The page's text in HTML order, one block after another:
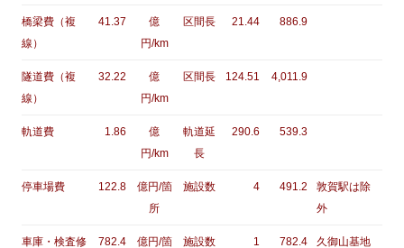
橋梁費（複
線）
41.37
億
円/km
区間長 21.44 886.9
隧道費（複
線）
32.22
億
円/km
区間長 124.51 4,011.9
軌道費 1.86
億
円/km
軌道延
長
290.6 539.3
停車場費 122.8
億円/箇
所
施設数 4 491.2
敦賀駅は除
外
車庫・検査修
782.4
億円/箇
施設数 1 782.4 久御山基地